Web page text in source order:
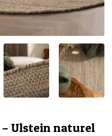
– Ulstein naturel